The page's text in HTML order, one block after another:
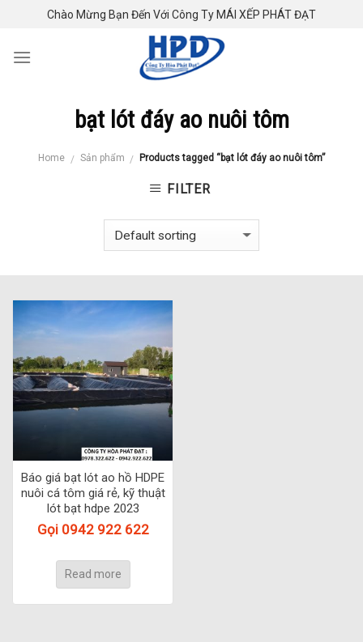
content
Chào Mừng Bạn Đến Với Công Ty MÁI XẾP PHÁT ĐẠT
bạt lót đáy ao nuôi tôm
Home / Sản phẩm / Products tagged “bạt lót đáy ao nuôi tôm”
FILTER
Báo giá bạt lót ao hồ HDPE
nuôi cá tôm giá rẻ, kỹ thuật
lót bạt hdpe 2023
Gọi 0942 922 622
Read more